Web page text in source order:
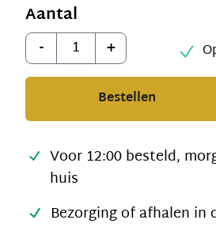
Aantal
-
Aantal +
Bestellen
Voor 12:00 besteld,
huis
Bezorging of afhalen in